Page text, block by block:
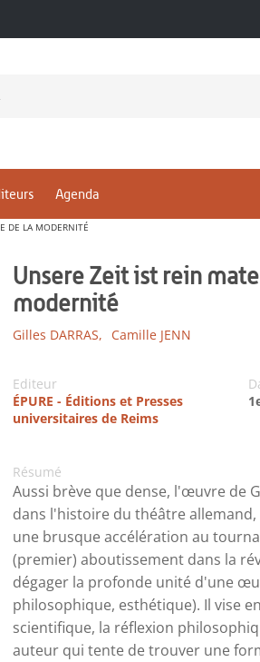
Agenda
DE LA MODERNITÉ
Unsere Zeit ist rein
modernité
Gilles DARRAS, Camille JENN
Editeur
ÉPURE - Éditions et Presses
universitaires de Reims
Résumé
Aussi brève que dense, l'œuvre de
dans l'histoire du théâtre
une brusque accélération au
(premier) aboutissement dans la
dégager la profonde unité d'une
philosophique, esthétique). Il vise
scientifique, la réflexion
auteur qui tente de trouver une